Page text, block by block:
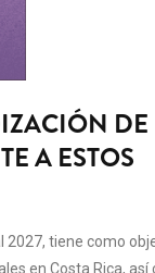
A ESTOS
2027, tiene como
en Costa Rica,